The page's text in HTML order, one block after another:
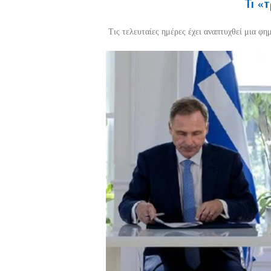
Τι
Τις τελευταίες ημέρες έχει αναπτυχθεί μια